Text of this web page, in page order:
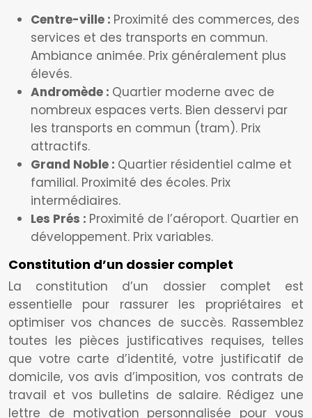
Centre-ville : Proximité des commerces, des
services et des transports en commun.
Ambiance animée. Prix généralement plus
élevés.
Andromède : Quartier moderne avec de
nombreux espaces verts. Bien desservi par
les transports en commun (tram). Prix
attractifs.
Grand Noble : Quartier résidentiel calme et
familial. Proximité des écoles. Prix
intermédiaires.
Les Prés : Proximité de l’aéroport. Quartier en
développement. Prix variables.
Constitution d’un dossier complet
La constitution d’un dossier complet est
essentielle pour rassurer les propriétaires et
optimiser vos chances de succès. Rassemblez
toutes les pièces justificatives requises, telles
que votre carte d’identité, votre justificatif de
domicile, vos avis d’imposition, vos contrats de
travail et vos bulletins de salaire. Rédigez une
lettre de motivation personnalisée pour vous